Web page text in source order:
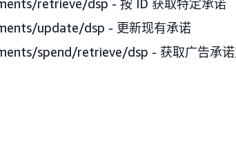
retrieve/dsp - 按 ID 获取特定承诺
update/dsp - 更新现有承诺
spend/retrieve/dsp - 获取广告承诺